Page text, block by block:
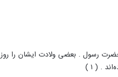
رسول . بعضی ولادت ایشان را روز